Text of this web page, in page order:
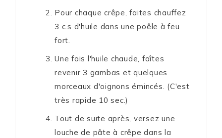
Pour chaque crêpe, faites chauffez
3 c.s d'huile dans une poêle à feu
fort.
Une fois l'huile chaude, faîtes
revenir 3 gambas et quelques
morceaux d'oignons émincés. (C'est
très rapide 10 sec.)
Tout de suite après, versez une
louche de pâte à crêpe dans la